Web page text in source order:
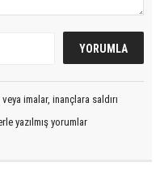
imalar, inançlara saldırı
yazılmış yorumlar